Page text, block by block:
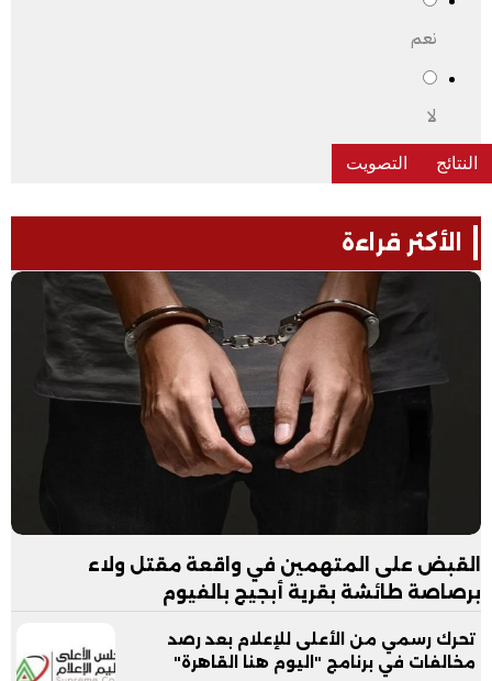
نعم
لا
الأكثر قراءة
القبض على المتهمين في واقعة مقتل ولاء
برصاصة طائشة بقرية أبجيج بالفيوم
تحرك رسمي من الأعلى للإعلام بعد رصد
مخالفات في برنامج "اليوم هنا القاهرة"